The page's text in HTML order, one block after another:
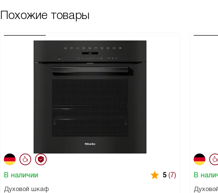
Похожие товары
В наличии 5 (7)
Духовой шкаф
В